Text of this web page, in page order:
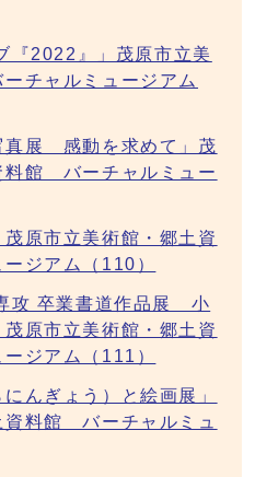
『2022』」茂原市立美
チャルミュージアム
真展 感動を求めて」茂
料館 バーチャルミュー
茂原市立美術館・郷土資
ジアム（110）
攻 卒業書道作品展 小
原市立美術館・郷土資
ジアム（111）
んぎょう）と絵画展」
資料館 バーチャルミュ